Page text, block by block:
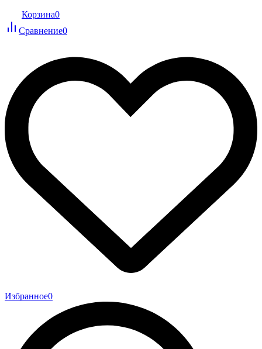
Корзина0
Сравнение0
Избранное0